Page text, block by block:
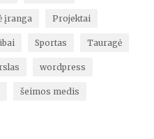
įranga Projektai
Sportas Tauragė
wordpress
šeimos medis